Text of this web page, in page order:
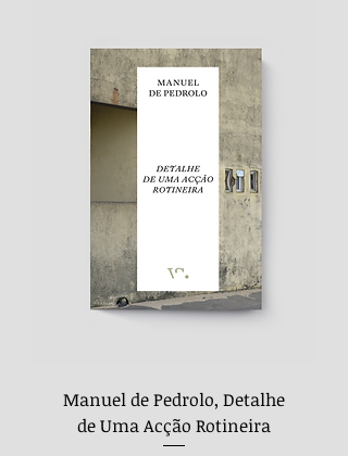
Manuel de Pedrolo, Detalhe
de Uma Acção Rotineira